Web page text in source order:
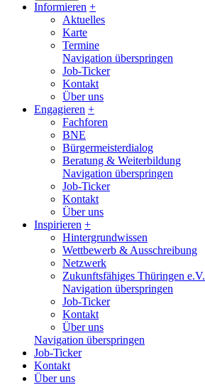
Informieren +
Aktuelles
Karte
Termine
Navigation überspringen
Job-Ticker
Kontakt
Über uns
Engagieren +
Fachforen
BNE
Bürgermeisterdialog
Beratung & Weiterbildung
Navigation überspringen
Job-Ticker
Kontakt
Über uns
Inspirieren +
Hintergrundwissen
Wettbewerb & Ausschreibung
Netzwerk
Zukunftsfähiges Thüringen e.V.
Navigation überspringen
Job-Ticker
Kontakt
Über uns
Navigation überspringen
Job-Ticker
Kontakt
Über uns